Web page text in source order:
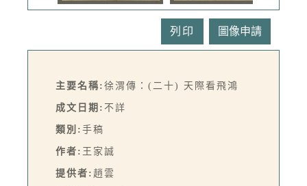
列印
主要名稱: 徐渭傳：(二十) 天際看飛鴻
成文日期: 不詳
類別: 手稿
作者: 王家誠
提供者: 趙雲